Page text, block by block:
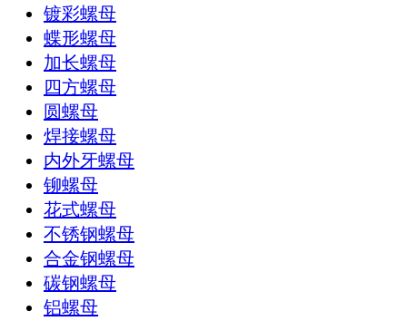
镀彩螺母
蝶形螺母
加长螺母
四方螺母
圆螺母
焊接螺母
内外牙螺母
铆螺母
花式螺母
不锈钢螺母
合金钢螺母
碳钢螺母
铝螺母